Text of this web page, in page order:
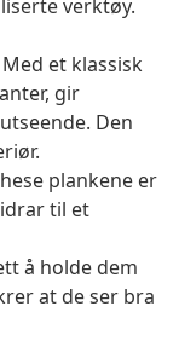
verktøy.
Med et klassisk
gir
Den
plankene er
til et
å holde dem
at de ser bra